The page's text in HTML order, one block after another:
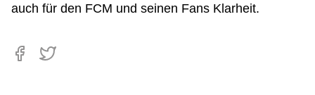
auch für den FCM und seinen Fans Klarheit.